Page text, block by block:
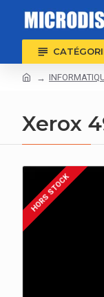
Xerox
HORS STOCK